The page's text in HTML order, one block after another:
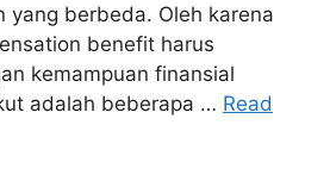
yang berbeda. Oleh karena
benefit harus
kemampuan finansial
adalah beberapa … Read